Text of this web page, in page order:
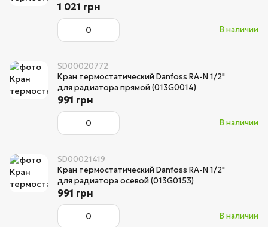
В наличии
1 021 грн
SD00020772
Кран термостатический Danfoss RA-N 1/2"
для радиатора прямой (013G0014)
В наличии
991 грн
SD00021419
Кран термостатический Danfoss RA-N 1/2"
для радиатора осевой (013G0153)
В наличии
991 грн